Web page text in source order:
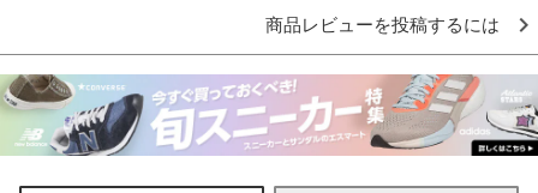
商品レビューを投稿するには